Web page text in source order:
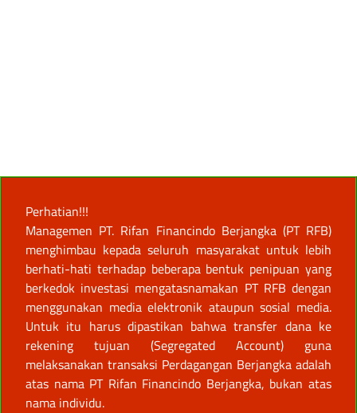
Perhatian!!!
Managemen PT. Rifan Financindo Berjangka (PT RFB)
menghimbau kepada seluruh masyarakat untuk lebih
berhati-hati terhadap beberapa bentuk penipuan yang
berkedok investasi mengatasnamakan PT RFB dengan
menggunakan media elektronik ataupun sosial media.
Untuk itu harus dipastikan bahwa transfer dana ke
rekening tujuan (Segregated Account) guna
melaksanakan transaksi Perdagangan Berjangka adalah
atas nama PT Rifan Financindo Berjangka, bukan atas
nama individu.